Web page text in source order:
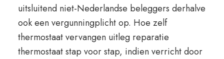
uitsluitend niet-Nederlandse beleggers derhalve
ook een vergunningplicht op. Hoe zelf
thermostaat vervangen uitleg reparatie
thermostaat stap voor stap, indien verricht door